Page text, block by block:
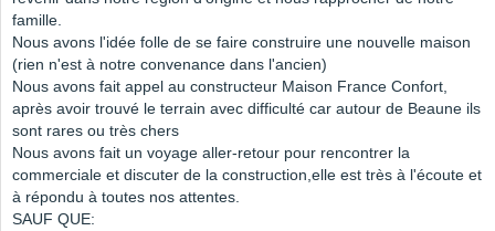
famille.
Nous avons l'idée folle de se faire construire une nouvelle maison
(rien n'est à notre convenance dans l'ancien)
Nous avons fait appel au constructeur Maison France Confort,
après avoir trouvé le terrain avec difficulté car autour de Beaune ils
sont rares ou très chers
Nous avons fait un voyage aller-retour pour rencontrer la
commerciale et discuter de la construction,elle est très à l'écoute et
à répondu à toutes nos attentes.
SAUF QUE: